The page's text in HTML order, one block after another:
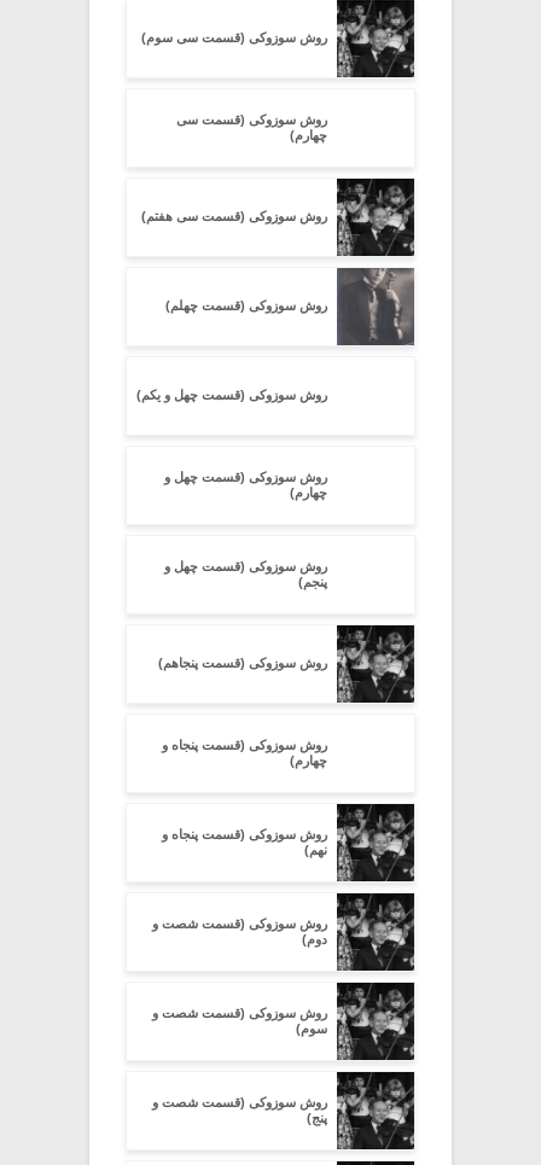
روش سوزوکی (قسمت سی سوم)
روش سوزوکی (قسمت سی
چهارم)
روش سوزوکی (قسمت سی هفتم)
روش سوزوکی (قسمت چهلم)
روش سوزوکی (قسمت چهل و یکم)
روش سوزوکی (قسمت چهل و
چهارم)
روش سوزوکی (قسمت چهل و
پنجم)
روش سوزوکی (قسمت پنجاهم)
روش سوزوکی (قسمت پنجاه و
چهارم)
روش سوزوکی (قسمت پنجاه و
نهم)
روش سوزوکی (قسمت شصت و
دوم)
روش سوزوکی (قسمت شصت و
سوم)
روش سوزوکی (قسمت شصت و
پنج)